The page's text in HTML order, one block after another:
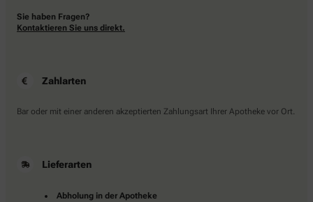
Sie haben Fragen?
Kontaktieren Sie uns direkt.
Zahlarten
Bar oder mit einer anderen akzeptierten Zahlungsart Ihrer Apotheke vor Ort.
Lieferarten
Abholung in der Apotheke